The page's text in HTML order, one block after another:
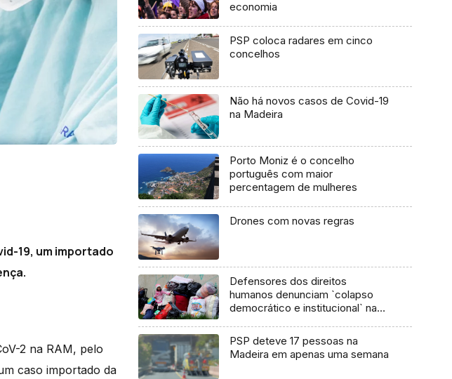
19, um importado
2 na RAM, pelo
caso importado da
economia
PSP coloca radares em cinco
concelhos
Não há novos casos de Covid-19
na Madeira
Porto Moniz é o concelho
português com maior
percentagem de mulheres
Drones com novas regras
Defensores dos direitos
humanos denunciam `colapso
democrático e institucional` na
PSP deteve 17 pessoas na
Madeira em apenas uma semana